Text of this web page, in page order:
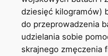
dziesięć kilogramów)
do przeprowadzenia
udzielania sobie
skrajnego zmęczenia